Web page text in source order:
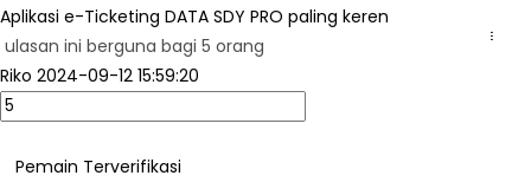
Aplikasi e-Ticketing DATA SDY PRO paling keren
ulasan ini berguna bagi 5 orang
...
Riko 2024-09-12 15:59:20
Pemain Terverifikasi